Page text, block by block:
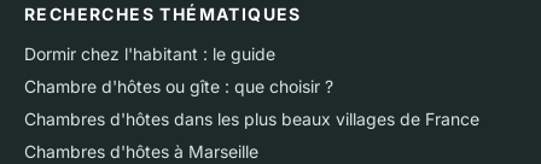
RECHERCHES THÉMATIQUES
Dormir chez l'habitant : le guide
Chambre d'hôtes ou gîte : que choisir ?
Chambres d'hôtes dans les plus beaux villages de France
Chambres d'hôtes à Marseille